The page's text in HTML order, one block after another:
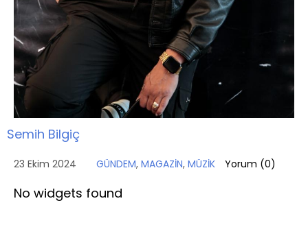
Semih Bilgiç
23 Ekim 2024 GÜNDEM, MAGAZİN, MÜZİK Yorum (0)
No widgets found